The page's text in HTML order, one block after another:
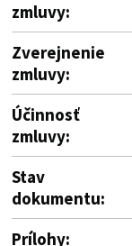
zmluvy:
Zverejnenie
zmluvy:
Účinnosť
zmluvy:
Stav
dokumentu:
Prílohy: